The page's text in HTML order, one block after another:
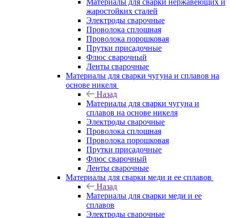
Материалы для сварки нержавеющих и
жаростойких сталей
Электроды сварочные
Проволока сплошная
Проволока порошковая
Прутки присадочные
Флюс сварочный
Ленты сварочные
Материалы для сварки чугуна и сплавов на
основе никеля
Назад
Материалы для сварки чугуна и
сплавов на основе никеля
Электроды сварочные
Проволока сплошная
Проволока порошковая
Прутки присадочные
Флюс сварочный
Ленты сварочные
Материалы для сварки меди и ее сплавов
Назад
Материалы для сварки меди и ее
сплавов
Электроды сварочные